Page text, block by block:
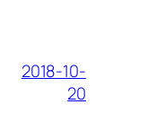
2018-10-
20